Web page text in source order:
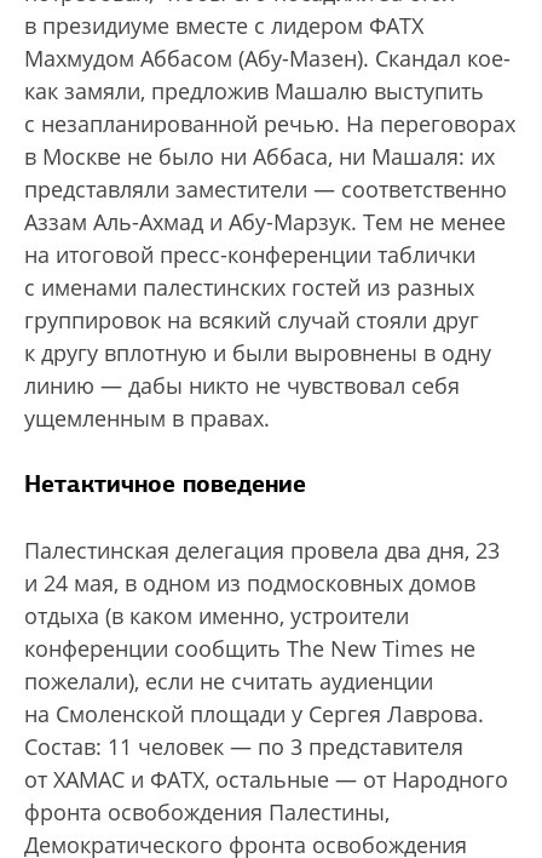
в президиуме вместе с лидером ФАТХ
Махмудом Аббасом (Абу-Мазен). Скандал кое-
как замяли, предложив Машалю выступить
с незапланированной речью. На переговорах
в Москве не было ни Аббаса, ни Машаля: их
представляли заместители — соответственно
Аззам Аль-Ахмад и Абу-Марзук. Тем не менее
на итоговой пресс-конференции таблички
с именами палестинских гостей из разных
группировок на всякий случай стояли друг
к другу вплотную и были выровнены в одну
линию — дабы никто не чувствовал себя
ущемленным в правах.
Нетактичное поведение
Палестинская делегация провела два дня, 23
и 24 мая, в одном из подмосковных домов
отдыха (в каком именно, устроители
конференции сообщить The New Times не
пожелали), если не считать аудиенции
на Смоленской площади у Сергея Лаврова.
Состав: 11 человек — по 3 представителя
от ХАМАС и ФАТХ, остальные — от Народного
фронта освобождения Палестины,
Демократического фронта освобождения